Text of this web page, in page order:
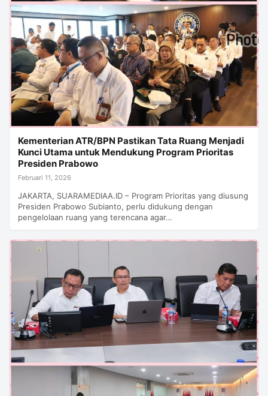
Kementerian ATR/BPN Pastikan Tata Ruang Menjadi
Kunci Utama untuk Mendukung Program Prioritas
Presiden Prabowo
Februari 11, 2026
JAKARTA, SUARAMEDIAA.ID – Program Prioritas yang diusung
Presiden Prabowo Subianto, perlu didukung dengan
pengelolaan ruang yang terencana agar…